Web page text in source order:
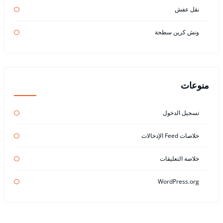
نقل عفش
ونش كرين سطحة
منوعات
تسجيل الدخول
خلاصات Feed الإدخالات
خلاصة التعليقات
WordPress.org